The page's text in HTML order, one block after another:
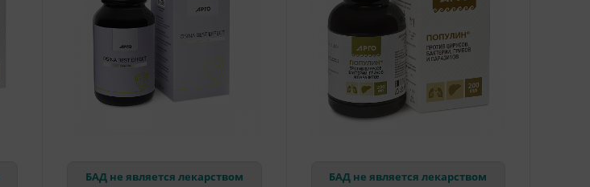
БАД не является лекарством БАД не является лекарством